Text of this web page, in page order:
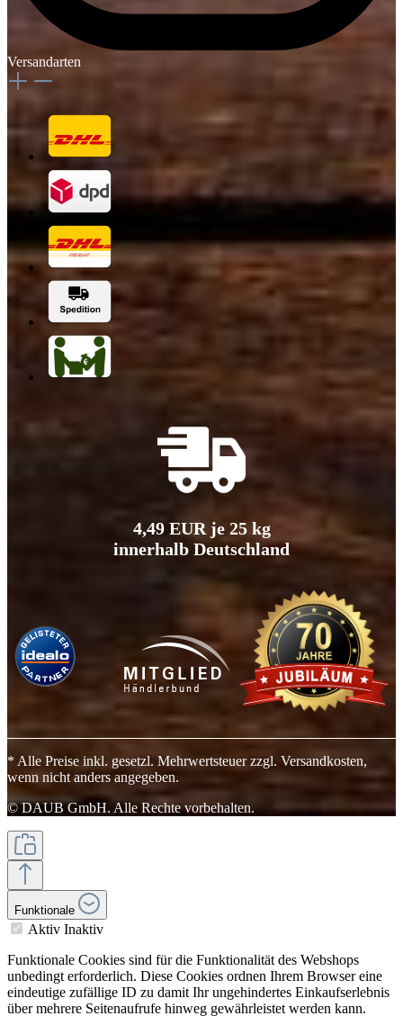
Versandarten
4,49 EUR je 25 kg
innerhalb Deutschland
* Alle Preise inkl. gesetzl. Mehrwertsteuer zzgl. Versandkosten,
wenn nicht anders angegeben.
© DAUB GmbH. Alle Rechte vorbehalten.
Funktionale
Aktiv Inaktiv
Funktionale Cookies sind für die Funktionalität des Webshops
unbedingt erforderlich. Diese Cookies ordnen Ihrem Browser eine
eindeutige zufällige ID zu damit Ihr ungehindertes Einkaufserlebnis
über mehrere Seitenaufrufe hinweg gewährleistet werden kann.